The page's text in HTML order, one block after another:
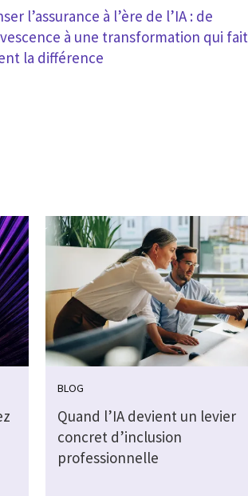
l’assurance à l’ère de l’IA : de
à une transformation qui fait
la différence
BLOG
Quand l’IA devient un levier
concret d’inclusion
professionnelle